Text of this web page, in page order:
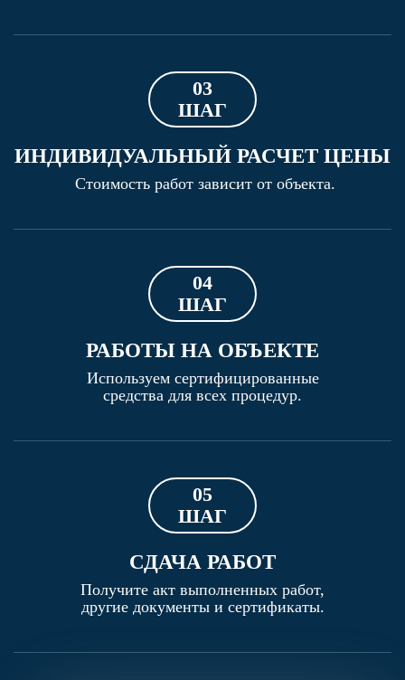
03
ШАГ
ИНДИВИДУАЛЬНЫЙ РАСЧЕТ ЦЕНЫ
Стоимость работ зависит от объекта.
04
ШАГ
РАБОТЫ НА ОБЪЕКТЕ
Используем сертифицированные
средства для всех процедур.
05
ШАГ
СДАЧА РАБОТ
Получите акт выполненных работ,
другие документы и сертификаты.